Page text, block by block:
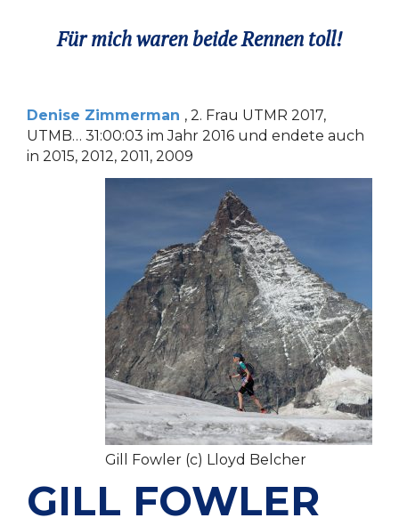
Für mich waren beide Rennen toll!
Denise Zimmerman , 2. Frau UTMR 2017,
UTMB… 31:00:03 im Jahr 2016 und endete auch
in 2015, 2012, 2011, 2009
Gill Fowler (c) Lloyd Belcher
GILL FOWLER